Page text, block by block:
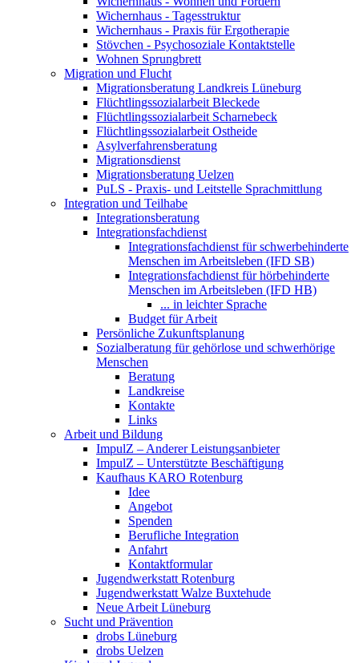
Wichernhaus - Tagesstruktur
Wichernhaus - Praxis für Ergotherapie
Stövchen - Psychosoziale Kontaktstelle
Wohnen Sprungbrett
Migration und Flucht
Migrationsberatung Landkreis Lüneburg
Flüchtlingssozialarbeit Bleckede
Flüchtlingssozialarbeit Scharnebeck
Flüchtlingssozialarbeit Ostheide
Asylverfahrensberatung
Migrationsdienst
Migrationsberatung Uelzen
PuLS - Praxis- und Leitstelle Sprachmittlung
Integration und Teilhabe
Integrationsberatung
Integrationsfachdienst
Integrationsfachdienst für schwerbehinderte
Menschen im Arbeitsleben (IFD SB)
Integrationsfachdienst für hörbehinderte
Menschen im Arbeitsleben (IFD HB)
... in leichter Sprache
Budget für Arbeit
Persönliche Zukunftsplanung
Sozialberatung für gehörlose und schwerhörige
Menschen
Beratung
Landkreise
Kontakte
Links
Arbeit und Bildung
ImpulZ – Anderer Leistungsanbieter
ImpulZ – Unterstützte Beschäftigung
Kaufhaus KARO Rotenburg
Idee
Angebot
Spenden
Berufliche Integration
Anfahrt
Kontaktformular
Jugendwerkstatt Rotenburg
Jugendwerkstatt Walze Buxtehude
Neue Arbeit Lüneburg
Sucht und Prävention
drobs Lüneburg
drobs Uelzen